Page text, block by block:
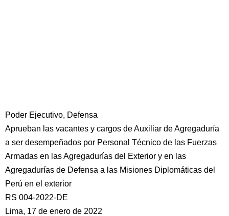
Poder Ejecutivo, Defensa
Aprueban las vacantes y cargos de Auxiliar de Agregaduría
a ser desempeñados por Personal Técnico de las Fuerzas
Armadas en las Agregadurías del Exterior y en las
Agregadurías de Defensa a las Misiones Diplomáticas del
Perú en el exterior
RS 004-2022-DE
Lima, 17 de enero de 2022